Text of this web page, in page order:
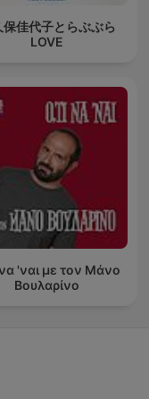
保佳代子とらぶぶら
LOVE
'ναι με τον Μάνο
Βουλαρίνο